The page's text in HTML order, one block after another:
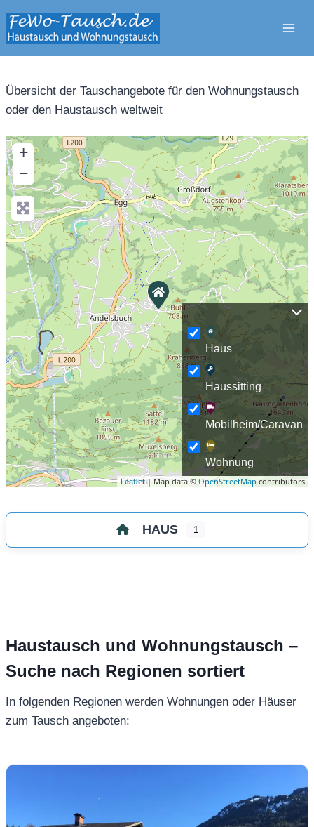
Inhalt
springen
Übersicht der Tauschangebote für den Wohnungstausch
oder den Haustausch weltweit
+
−
Leaflet| Map data ©OpenStreetMap contributors
Haus
Haussitting
Mobilheim/Caravan
Wohnung
HAUS 1
Haustausch und Wohnungstausch –
Suche nach Regionen sortiert
In folgenden Regionen werden Wohnungen oder Häuser
zum Tausch angeboten: